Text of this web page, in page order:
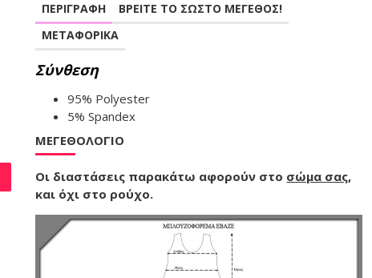
ΠΕΡΙΓΡΑΦΗ
ΒΡΕΙΤΕ ΤΟ ΣΩΣΤΟ ΜΕΓΕΘΟΣ!
ΜΕΤΑΦΟΡΙΚΑ
Σύνθεση
95% Polyester
5% Spandex
ΜΕΓΕΘΟΛΌΓΙΟ
Οι διαστάσεις παρακάτω αφορούν στο σώμα σας,
και όχι στο ρούχο.
B22-176V Μπλουζοφόρεμα με δίχρωμο τελείωμα στο V - Άσπρο
34,90€
Καλάθι